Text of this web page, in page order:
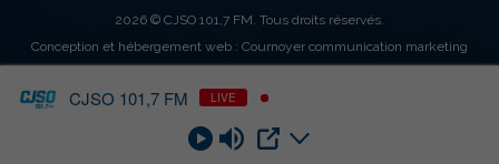
2026 © CJSO 101,7 FM. Tous droits réservés.
Conception et hébergement web : Cournoyer communication marketing
CJSO 101,7 FM LIVE